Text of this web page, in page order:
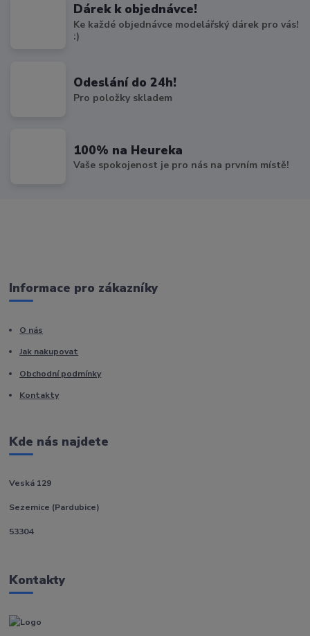
Dárek k objednávce!
Ke každé objednávce modelářský dárek pro vás!
:)
Odeslání do 24h!
Pro položky skladem
100% na Heureka
Vaše spokojenost je pro nás na prvním místě!
Informace pro zákazníky
O nás
Jak nakupovat
Obchodní podmínky
Kontakty
Kde nás najdete
Veská 129
Sezemice (Pardubice)
53304
Kontakty